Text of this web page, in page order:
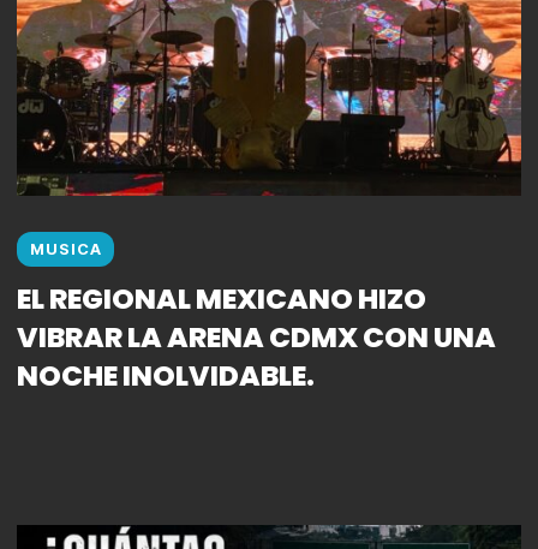
MUSICA
EL REGIONAL MEXICANO HIZO
VIBRAR LA ARENA CDMX CON UNA
NOCHE INOLVIDABLE.